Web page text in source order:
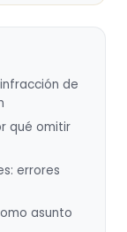
de
qué omitir
errores
asunto